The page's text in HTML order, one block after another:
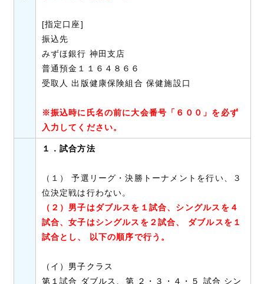
[指定口座]
振込先
みずほ銀行 神田支店
普通預金１１６４８６６
受取人 出版健康保険組合 保健施設口
※振込時に氏名の前に大会番号「６００」を必ず
入力してください。
１．試合方法
（１） 予選リーグ・決勝トーナメントを行い、３
位決定戦は行わない。
（２）男子はダブルスを１試合、シングルスを４
試合、女子はシングルスを２試合、 ダブルスを１
試合とし、 以下の順序で行う。
（イ）男子クラス
第１ 試合 ダブルス、第 ２・３・４・５ 試合 シン